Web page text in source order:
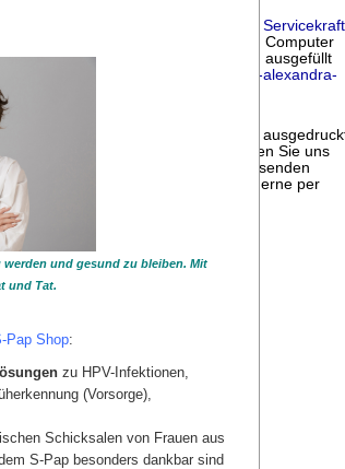
Versorgung
Qualítät
frei
Ihnen und
passt.
freie
unserem
melden.
Bewerbungsbogen Servicekraft
auf Ihren Computer
und senden diesen ausgefüllt
bewerbung@dr-alexandra-
Bewerbungsbogen
benötigen, schreiben Sie uns
oder rufen an. Wir senden
Ihnen den Bogen gerne per
und gesund zu bleiben. Mit
und Tat.
Pap Shop:
zu HPV-Infektionen,
(Vorsorge),
Schicksalen von Frauen aus
S-Pap besonders dankbar sind